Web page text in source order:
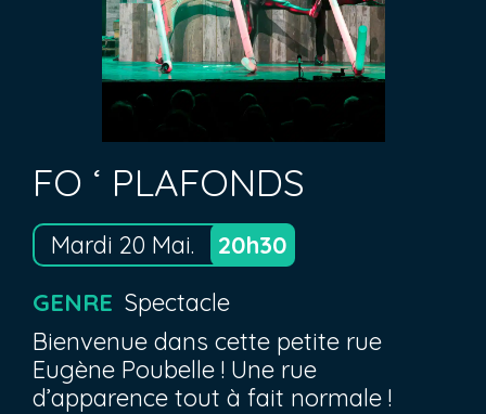
FO ‘ PLAFONDS
Mardi 20 Mai.
20h30
GENRE Spectacle
Bienvenue dans cette petite rue
Eugène Poubelle ! Une rue
d’apparence tout à fait normale !